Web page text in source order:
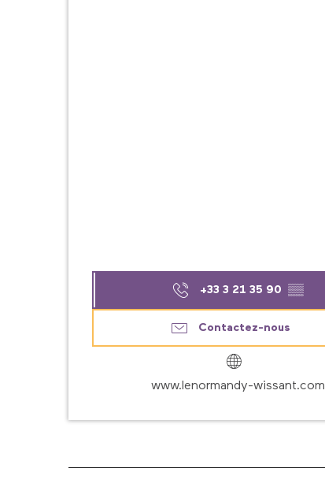
+33 3 21 35 90 ▒▒
Contactez-nous
www.lenormandy-wissant.com